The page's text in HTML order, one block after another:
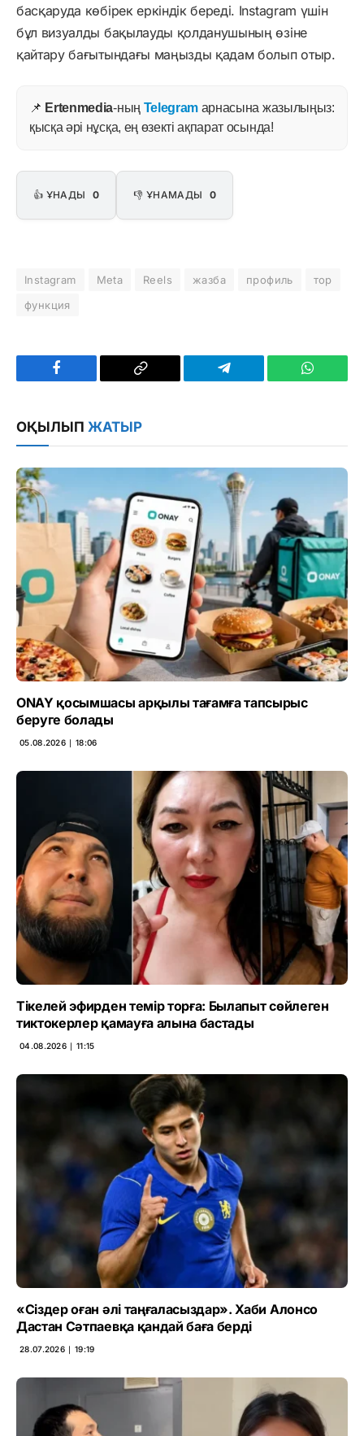
басқаруда көбірек еркіндік береді. Instagram үшін
бұл визуалды бақылауды қолданушының өзіне
қайтару бағытындағы маңызды қадам болып отыр.
📌 Ertenmedia-ның Telegram арнасына жазылыңыз:
қысқа әрі нұсқа, ең өзекті ақпарат осында!
👍 ҰНАДЫ 0 👎 ҰНАМАДЫ 0
Instagram Meta Reels жазба профиль
тор
функция
Facebook
Copy
Telegram
ОҚЫЛЫП ЖАТЫР
ONAY қосымшасы арқылы тағамға тапсырыс
беруге болады
05.08.2026 ∣ 18:06
Тікелей эфирден темір торға: Былапыт сөйлеген
тиктокерлер қамауға алына бастады
04.08.2026 ∣ 11:15
«Сіздер оған әлі таңғаласыздар». Хаби Алонсо
Дастан Сәтпаевқа қандай баға берді
28.07.2026 ∣ 19:19